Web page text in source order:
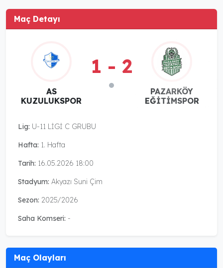
Maç Detayı
AS
KUZULUKSPOR
1 - 2
PAZARKÖY
EĞİTİMSPOR
Lig: U-11 LİGİ C GRUBU
Hafta: 1. Hafta
Tarih: 16.05.2026 18:00
Stadyum: Akyazı Suni Çim
Sezon: 2025/2026
Saha Komseri: -
Maç Olayları